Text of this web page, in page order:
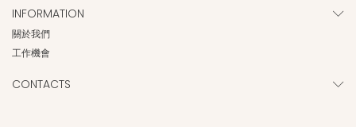
INFORMATION
關於我們
工作機會
CONTACTS